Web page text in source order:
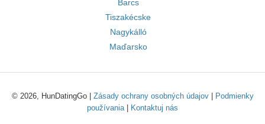
Barcs
Tiszakécske
Nagykálló
Maďarsko
© 2026, HunDatingGo | Zásady ochrany osobných údajov|
Podmienky
používania| Kontaktuj nás